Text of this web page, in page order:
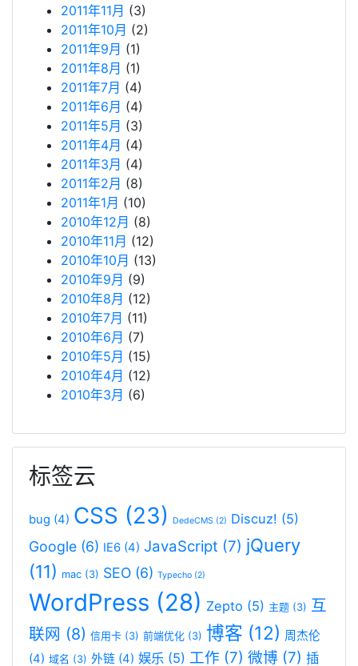
2011年11月 (3)
2011年10月 (2)
2011年9月 (1)
2011年8月 (1)
2011年7月 (4)
2011年6月 (4)
2011年5月 (3)
2011年4月 (4)
2011年3月 (4)
2011年2月 (8)
2011年1月 (10)
2010年12月 (8)
2010年11月 (12)
2010年10月 (13)
2010年9月 (9)
2010年8月 (12)
2010年7月 (11)
2010年6月 (7)
2010年5月 (15)
2010年4月 (12)
2010年3月 (6)
标签云
bug (4) CSS (23) DedeCMS (2) Discuz! (5)
Google (6) IE6 (4) JavaScript (7) jQuery
(11) mac (3) SEO (6) Typecho (2)
WordPress (28) Zepto (5) 主题 (3) 互
联网 (8) 信用卡 (3) 前端优化 (3) 博客 (12) 周杰伦
(4) 域名 (3) 外链 (4) 娱乐 (5) 工作 (7) 微博 (7) 插